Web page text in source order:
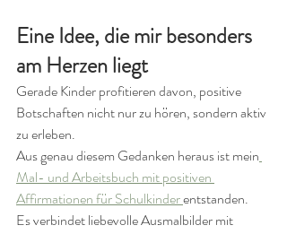
Eine Idee, die mir besonders
am Herzen liegt
Gerade Kinder profitieren davon, positive
Botschaften nicht nur zu hören, sondern aktiv
zu erleben.
Aus genau diesem Gedanken heraus ist mein
Mal- und Arbeitsbuch mit positiven
Affirmationen für Schulkinder entstanden.
Es verbindet liebevolle Ausmalbilder mit